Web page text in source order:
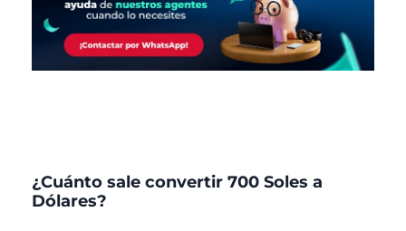
¿Cuánto sale convertir 700 Soles a
Dólares?